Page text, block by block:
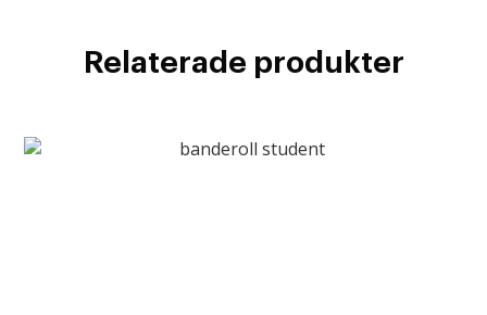
Relaterade produkter